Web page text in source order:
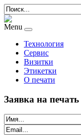
Menu
Технология
Сервис
Визитки
Этикетки
О печати
Заявка на печать